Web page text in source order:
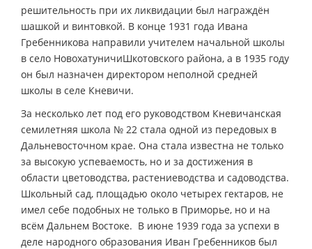
решительность при их ликвидации был награждён
шашкой и винтовкой. В конце 1931 года Ивана
Гребенникова направили учителем начальной школы
в село НовохатуничиШкотовского района, а в 1935 году
он был назначен директором неполной средней
школы в селе Кневичи.
За несколько лет под его руководством Кневичанская
семилетняя школа № 22 стала одной из передовых в
Дальневосточном крае. Она стала известна не только
за высокую успеваемость, но и за достижения в
области цветоводства, растениеводства и садоводства.
Школьный сад, площадью около четырех гектаров, не
имел себе подобных не только в Приморье, но и на
всём Дальнем Востоке. В июне 1939 года за успехи в
деле народного образования Иван Гребенников был